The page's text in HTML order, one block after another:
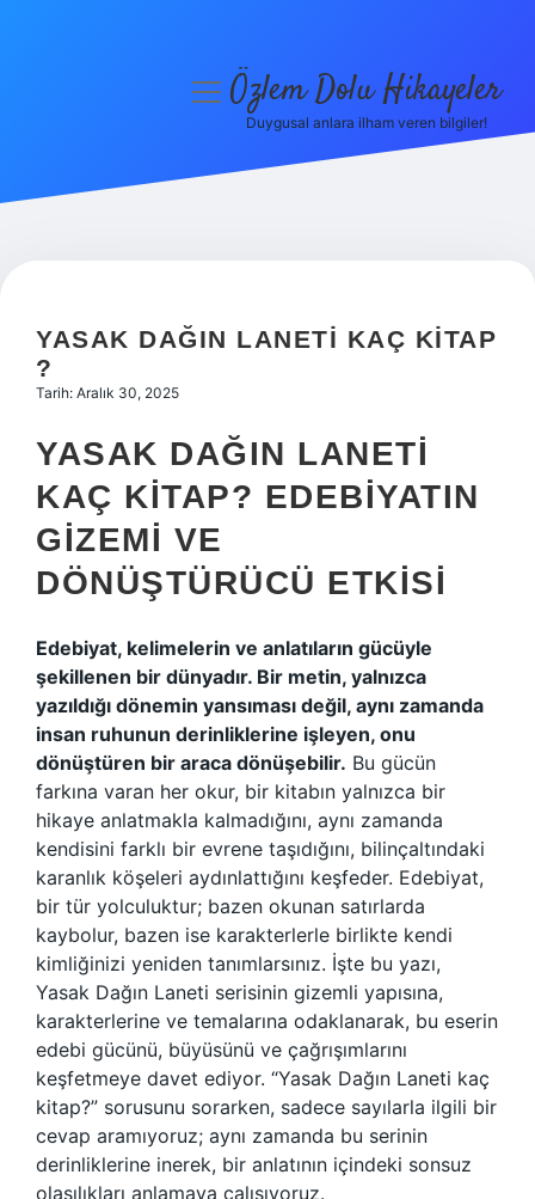
Hakkımızda
menüyüÖzlem Dolu Hikayeler
Duygusal anlara ilham veren bilgiler!
YASAK DAĞIN LANETI KAÇ KITAP
?
Tarih: Aralık 30, 2025
YASAK DAĞIN LANETI
KAÇ KITAP? EDEBIYATIN
GIZEMI VE
DÖNÜŞTÜRÜCÜ ETKISI
Edebiyat, kelimelerin ve anlatıların gücüyle
şekillenen bir dünyadır. Bir metin, yalnızca
yazıldığı dönemin yansıması değil, aynı zamanda
insan ruhunun derinliklerine işleyen, onu
dönüştüren bir araca dönüşebilir. Bu gücün
farkına varan her okur, bir kitabın yalnızca bir
hikaye anlatmakla kalmadığını, aynı zamanda
kendisini farklı bir evrene taşıdığını, bilinçaltındaki
karanlık köşeleri aydınlattığını keşfeder. Edebiyat,
bir tür yolculuktur; bazen okunan satırlarda
kaybolur, bazen ise karakterlerle birlikte kendi
kimliğinizi yeniden tanımlarsınız. İşte bu yazı,
Yasak Dağın Laneti serisinin gizemli yapısına,
karakterlerine ve temalarına odaklanarak, bu eserin
edebi gücünü, büyüsünü ve çağrışımlarını
keşfetmeye davet ediyor. “Yasak Dağın Laneti kaç
kitap?” sorusunu sorarken, sadece sayılarla ilgili bir
cevap aramıyoruz; aynı zamanda bu serinin
derinliklerine inerek, bir anlatının içindeki sonsuz
olasılıkları anlamaya çalışıyoruz.